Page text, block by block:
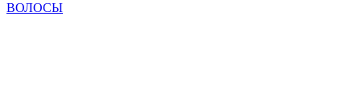
ВОЛОСЫ